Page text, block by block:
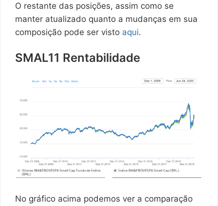
O restante das posições, assim como se
manter atualizado quanto a mudanças em sua
composição pode ser visto aqui.
SMAL11 Rentabilidade
No gráfico acima podemos ver a comparação